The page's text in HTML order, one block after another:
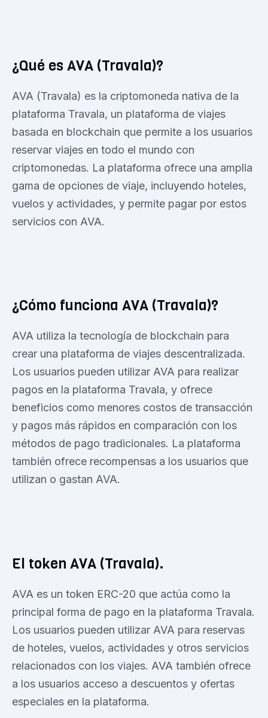
¿Qué es AVA (Travala)?
AVA (Travala) es la criptomoneda nativa de la
plataforma Travala, un plataforma de viajes
basada en blockchain que permite a los usuarios
reservar viajes en todo el mundo con
criptomonedas. La plataforma ofrece una amplia
gama de opciones de viaje, incluyendo hoteles,
vuelos y actividades, y permite pagar por estos
servicios con AVA.
¿Cómo funciona AVA (Travala)?
AVA utiliza la tecnología de blockchain para
crear una plataforma de viajes descentralizada.
Los usuarios pueden utilizar AVA para realizar
pagos en la plataforma Travala, y ofrece
beneficios como menores costos de transacción
y pagos más rápidos en comparación con los
métodos de pago tradicionales. La plataforma
también ofrece recompensas a los usuarios que
utilizan o gastan AVA.
El token AVA (Travala).
AVA es un token ERC-20 que actúa como la
principal forma de pago en la plataforma Travala.
Los usuarios pueden utilizar AVA para reservas
de hoteles, vuelos, actividades y otros servicios
relacionados con los viajes. AVA también ofrece
a los usuarios acceso a descuentos y ofertas
especiales en la plataforma.